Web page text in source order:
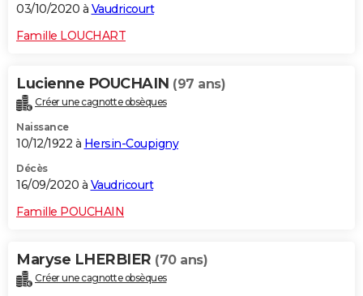
03/10/2020 à Vaudricourt
Famille LOUCHART
Lucienne POUCHAIN (97 ans)
Créer une cagnotte obsèques
Naissance
10/12/1922 à Hersin-Coupigny
Décès
16/09/2020 à Vaudricourt
Famille POUCHAIN
Maryse LHERBIER (70 ans)
Créer une cagnotte obsèques